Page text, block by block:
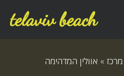
telaviv beach
מרכז » אוולין המדהימה